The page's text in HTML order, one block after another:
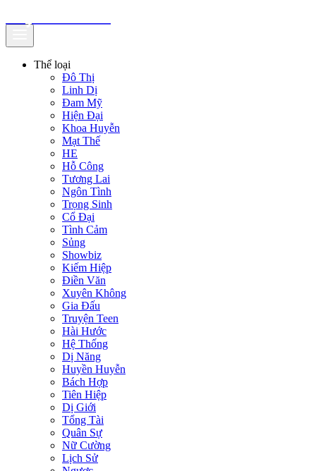
Thể loại
Đô Thị
Linh Dị
Đam Mỹ
Hiện Đại
Khoa Huyễn
Mạt Thế
HE
Hỗ Công
Tương Lai
Ngôn Tình
Trọng Sinh
Cổ Đại
Tình Cảm
Sủng
Showbiz
Kiếm Hiệp
Điền Văn
Xuyên Không
Gia Đấu
Truyện Teen
Hài Hước
Hệ Thống
Dị Năng
Huyền Huyễn
Bách Hợp
Tiên Hiệp
Dị Giới
Tổng Tài
Quân Sự
Nữ Cường
Lịch Sử